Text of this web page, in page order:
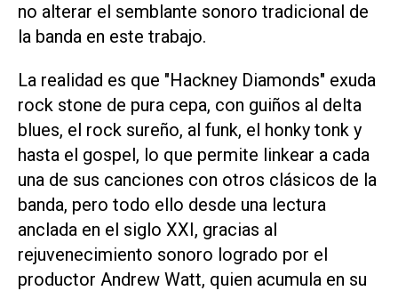
no alterar el semblante sonoro tradicional de
la banda en este trabajo.
La realidad es que "Hackney Diamonds" exuda
rock stone de pura cepa, con guiños al delta
blues, el rock sureño, al funk, el honky tonk y
hasta el gospel, lo que permite linkear a cada
una de sus canciones con otros clásicos de la
banda, pero todo ello desde una lectura
anclada en el siglo XXI, gracias al
rejuvenecimiento sonoro logrado por el
productor Andrew Watt, quien acumula en su